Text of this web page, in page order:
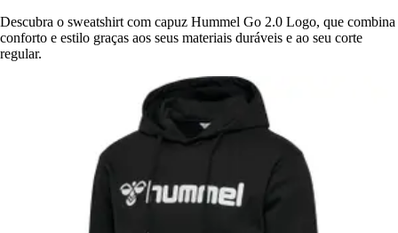
Descubra o sweatshirt com capuz Hummel Go 2.0 Logo, que combina
conforto e estilo graças aos seus materiais duráveis e ao seu corte
regular.